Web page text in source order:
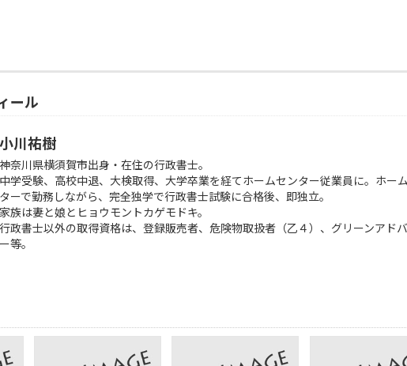
ール
小川祐樹
神奈川県横須賀市出身・在住の行政書士。
中学受験、高校中退、大検取得、大学卒業を経てホームセンター従業員に。ホー
ターで勤務しながら、完全独学で行政書士試験に合格後、即独立。
家族は妻と娘とヒョウモントカゲモドキ。
行政書士以外の取得資格は、登録販売者、危険物取扱者（乙４）、グリーンアド
ー等。